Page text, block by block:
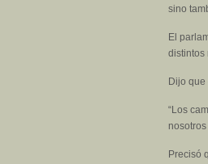
sino
El
distintos
Dijo
“Los
Precisó